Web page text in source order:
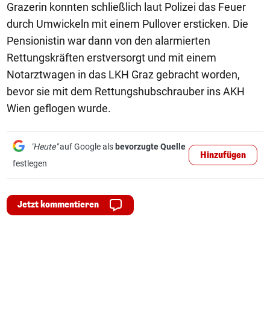
Grazerin konnten schließlich laut Polizei das Feuer
durch Umwickeln mit einem Pullover ersticken. Die
Pensionistin war dann von den alarmierten
Rettungskräften erstversorgt und mit einem
Notarztwagen in das LKH Graz gebracht worden,
bevor sie mit dem Rettungshubschrauber ins AKH
Wien geflogen wurde.
"Heute"auf Google als bevorzugte Quelle
festlegen
Hinzufügen
Jetzt kommentieren